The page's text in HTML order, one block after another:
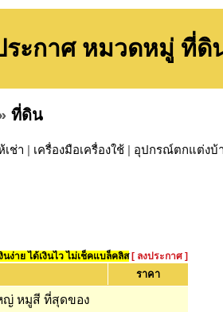
ระกาศ หมวดหมู่ ที่ดิ
ที่ดิน
เช่า | เครื่องมือเครื่องใช้ | อุปกรณ์ตกแต่งบ้
ง่าย ได้เงินไว ไม่เช็คแบล็คลิส [ ลงประกาศ ]
ราคา
ญ่ หมูสี ที่สุดของ